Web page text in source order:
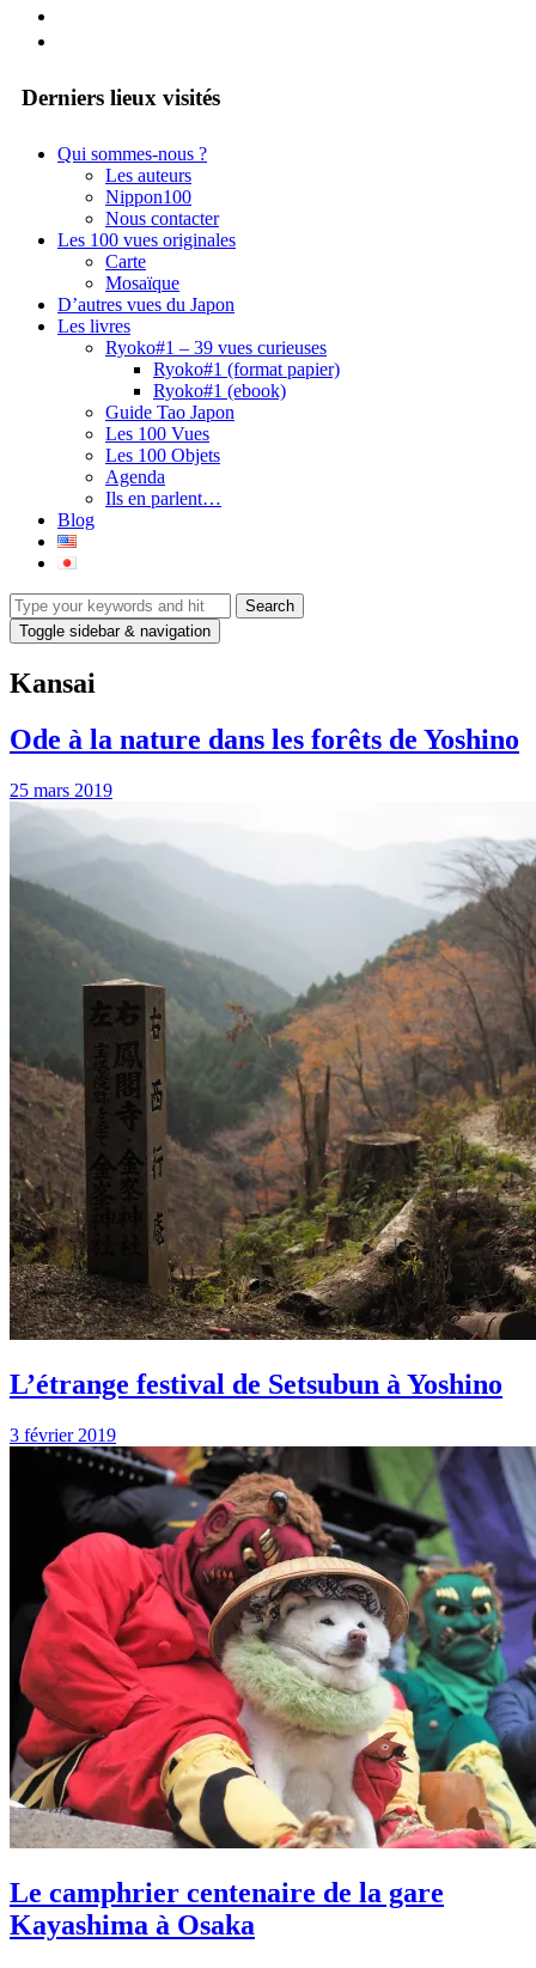
Derniers lieux visités
Qui sommes-nous ?
Les auteurs
Nippon100
Nous contacter
Les 100 vues originales
Carte
Mosaïque
D’autres vues du Japon
Les livres
Ryoko#1 – 39 vues curieuses
Ryoko#1 (format papier)
Ryoko#1 (ebook)
Guide Tao Japon
Les 100 Vues
Les 100 Objets
Agenda
Ils en parlent…
Blog
Toggle sidebar & navigation
Kansai
Ode à la nature dans les forêts de Yoshino
25 mars 2019
L’étrange festival de Setsubun à Yoshino
3 février 2019
Le camphrier centenaire de la gare
Kayashima à Osaka